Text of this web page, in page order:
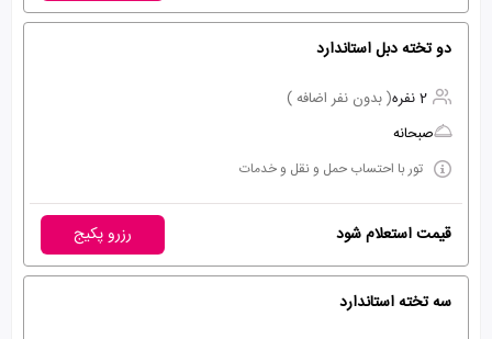
دو تخته دبل استاندارد
2 نفره
( بدون نفر اضافه )
صبحانه
تور با احتساب حمل و نقل و خدمات
قیمت استعلام شود رزرو پکیج
سه تخته استاندارد